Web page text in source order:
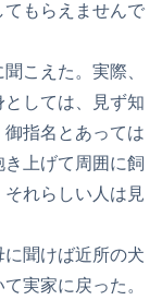
もらえませんで
こえた。実際、
しては、見ず知
指名とあっては
上げて周囲に飼
れらしい人は見
聞けば近所の犬
実家に戻った。